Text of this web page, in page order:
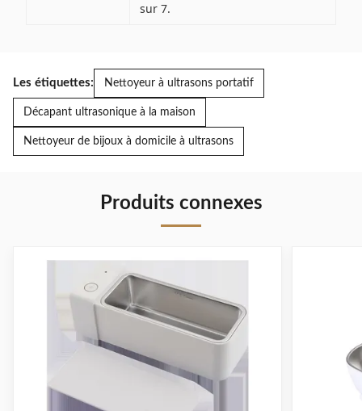
sur 7.
Les étiquettes: Nettoyeur à ultrasons portatif
Décapant ultrasonique à la maison
Nettoyeur de bijoux à domicile à ultrasons
Produits connexes